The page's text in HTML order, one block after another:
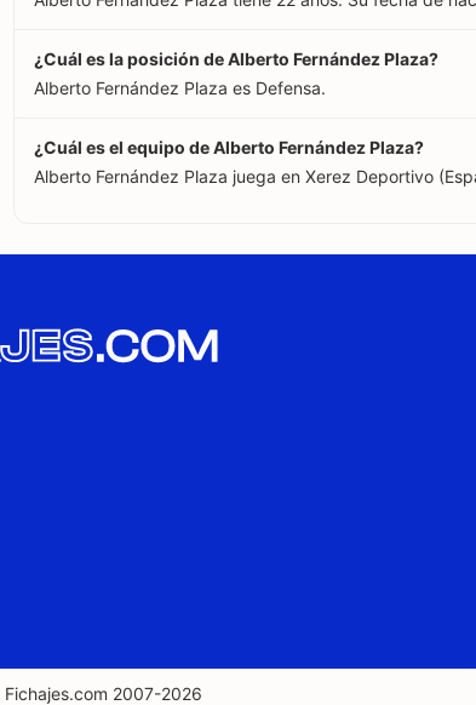
¿Cuál es la posición de Alberto Fernández Plaza?
Alberto Fernández Plaza es Defensa.
¿Cuál es el equipo de Alberto Fernández Plaza?
Alberto Fernández Plaza juega en Xerez Deportivo
Fichajes.com 2007-2026